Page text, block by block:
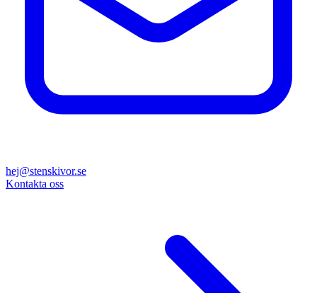
hej@stenskivor.se
Kontakta oss